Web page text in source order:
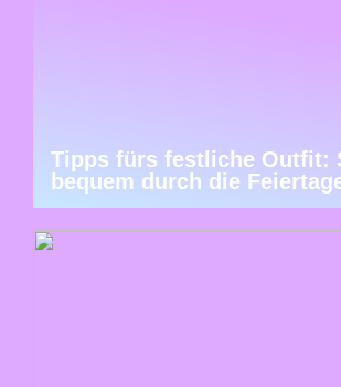
Tipps fürs festliche Outfit:
bequem durch die